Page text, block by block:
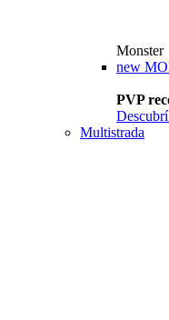
Monster
new
PVP
Multistrada